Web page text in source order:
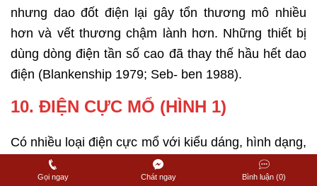
nhưng dao đốt điện lại gây tổn thương mô nhiều
hơn và vết thương chậm lành hơn. Những thiết bị
dùng dòng điện tần số cao đã thay thế hầu hết dao
điện (Blankenship 1979; Seb- ben 1988).
10. ĐIỆN CỰC MỔ (HÌNH 1)
Có nhiều loại điện cực mổ với kiểu dáng, hình dạng,
kích thước khác nhau trên thị trường và được bán ở
dạng đã khử trùng hoặc chưa. Việc lựa chọn điện
Gọi ngay Chát ngay Bình luận (0)